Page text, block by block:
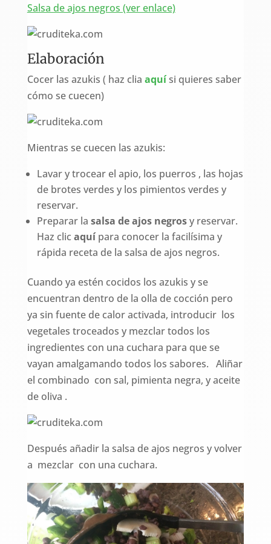
Salsa de ajos negros (ver enlace)
Elaboración
Cocer las azukis ( haz clia aquísi quieres saber
cómo se cuecen)
Mientras se cuecen las azukis:
Lavar y trocear el apio, los puerros , las hojas
de brotes verdes y los pimientos verdes y
reservar.
Preparar la salsa de ajos negrosy reservar.
Haz clic aquípara conocer la facilísima y
rápida receta de la salsa de ajos negros.
Cuando ya estén cocidos los azukis y se
encuentran dentro de la olla de cocción pero
ya sin fuente de calor activada, introducir los
vegetales troceados y mezclar todos los
ingredientes con una cuchara para que se
vayan amalgamando todos los sabores. Aliñar
el combinado con sal, pimienta negra, y aceite
de oliva .
Después añadir la salsa de ajos negros y volver
a mezclar con una cuchara.